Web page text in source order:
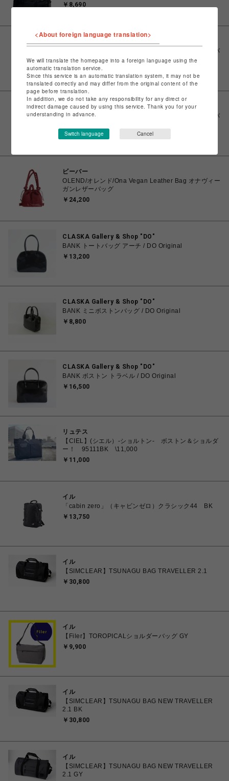
￥8,690
OLEND/オレンド/MiniOna Soft Bag/ミニオナソフトバ
ッグ
￥18,700
ビーバー
OLEND/オレンド/MiniOna Soft Bag/ミニオナソフトバ
￥18,700
ビーバー
OLEND/オレンド/Ona Vegan Leather Bag オナヴィー
ガンレザーバッグ
￥24,200
CLASKA Gallery & Shop "DO"
BANK トートバッグ アーチ / DO Original
￥13,200
CLASKA Gallery & Shop "DO"
BANK ミニボストンバッグ / DO Original
￥8,800
CLASKA Gallery & Shop "DO"
BANK ボストン トラベル / DO Original
￥16,500
リュテス
【CIEL】(シエル）-ショルトン- ボストン＆ショルダ
ー！ 95111BK \11,000
￥11,000
イル
「cabin zero」（キャビンゼロ）クラシック44 BK
￥13,750
イル
【SIMCLEAR】TSUNAGU BAG TRAVELLER 2.1
￥30,800
イル
【Filer】TOROPICALショルダーバッグ GY
￥9,900
イル
【SIMCLEAR】TSUNAGU BAG NEW TRAVELLER
2.1 BK
￥30,800
イル
【SIMCLEAR】TSUNAGU BAG NEW TRAVELLER
2.1 GY
<About foreign language translation>
We will translate the homepage into a foreign language using the
automatic translation service.
Since this service is an automatic translation system, it may not be
translated correctly and may differ from the original content of the
page before translation.
In addition, we do not take any responsibility for any direct or
indirect damage caused by using this service. Thank you for your
understanding in advance.
Switch language Cancel